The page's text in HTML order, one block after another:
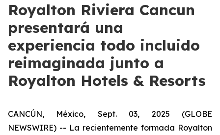
Royalton Riviera Cancun
presentará una
experiencia todo incluido
reimaginada junto a
Royalton Hotels & Resorts
CANCÚN, México, Sept. 03, 2025 (GLOBE
NEWSWIRE) -- La recientemente formada Royalton